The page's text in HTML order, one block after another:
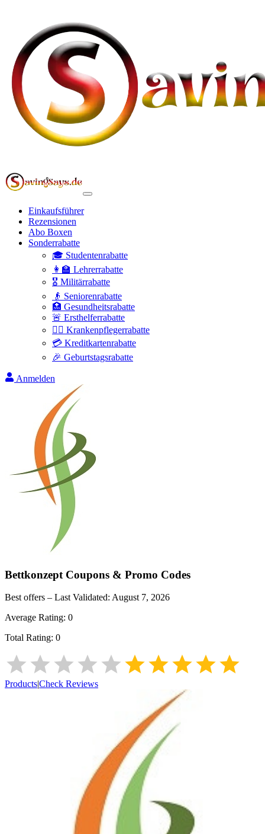
Einkaufsführer
Rezensionen
Abo Boxen
Sonderrabatte
🎓 Studentenrabatte
👩‍🏫 Lehrerrabatte
🎖️ Militärrabatte
👴 Seniorenrabatte
🏥 Gesundheitsrabatte
🚨 Ersthelferrabatte
👩‍⚕️ Krankenpflegerrabatte
💳 Kreditkartenrabatte
🎉 Geburtstagsrabatte
Anmelden
Bettkonzept Coupons & Promo Codes
Best offers – Last Validated: August 7, 2026
Average Rating: 0
Total Rating: 0
Products|Check Reviews